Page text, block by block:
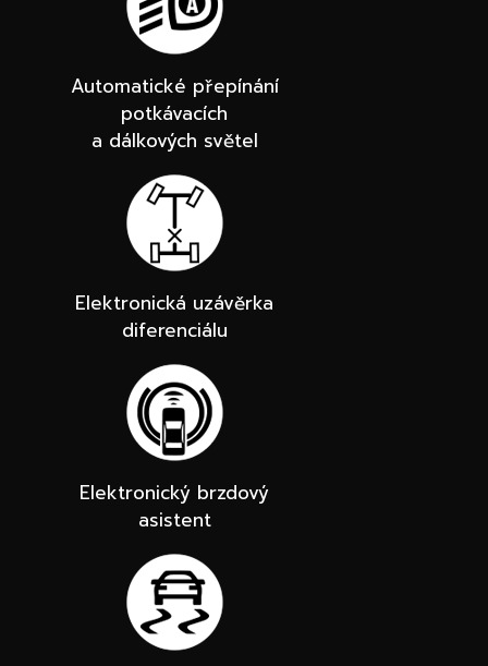
Automatické přepínání
potkávacích
a dálkových světel
Elektronická uzávěrka
diferenciálu
Elektronický brzdový
asistent